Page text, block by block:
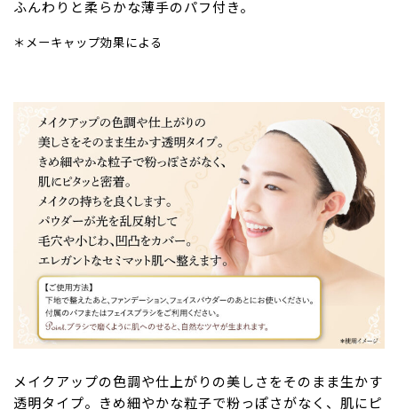
ふんわりと柔らかな薄手のパフ付き。
＊メーキャップ効果による
メイクアップの色調や仕上がりの美しさをそのまま生かす
透明タイプ。きめ細やかな粒子で粉っぽさがなく、肌にピ